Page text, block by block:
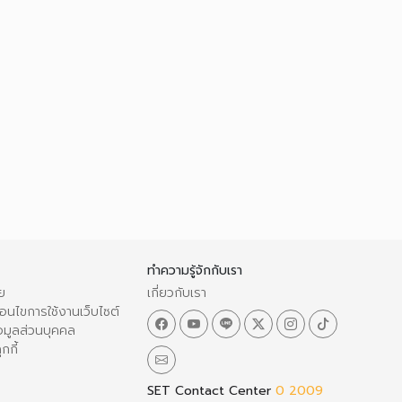
ไขการใช้งานเว็บไซต์
มูลส่วนบุคคล
กกี้
ทำความรู้จักกับเรา
เกี่ยวกับเรา
SET Contact Center 0 2009